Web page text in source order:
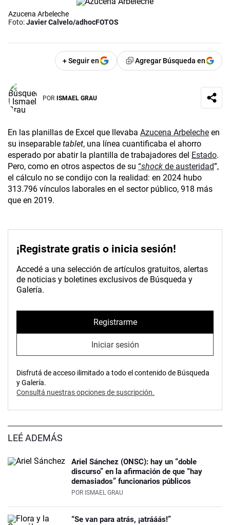
Azucena Arbeleche
Foto:Javier Calvelo/adhocFOTOS
+ Seguir en Agregar Búsqueda en
POR ISMAEL GRAU
En las planillas de Excel que llevaba Azucena Arbeleche en
su inseparable tablet, una línea cuantificaba el ahorro
esperado por abatir la plantilla de trabajadores del Estado.
Pero, como en otros aspectos de su “shock de austeridad”,
el cálculo no se condijo con la realidad: en 2024 hubo
313.796 vínculos laborales en el sector público, 918 más
que en 2019.
¡Registrate gratis o inicia sesión!
Accedé a una selección de artículos gratuitos, alertas
de noticias y boletines exclusivos de Búsqueda y
Galería.
Registrarme
Iniciar sesión
Disfrutá de acceso ilimitado a todo el contenido de Búsqueda
y Galería.
Consultá nuestras opciones de suscripción.
LEÉ ADEMÁS
Ariel Sánchez (ONSC): hay un “doble
discurso” en la afirmación de que “hay
demasiados” funcionarios públicos
POR ISMAEL GRAU
“Se van para atrás, ¡atrááás!”